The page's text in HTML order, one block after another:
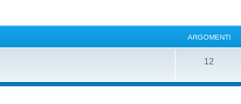
ARGOMENTI
12